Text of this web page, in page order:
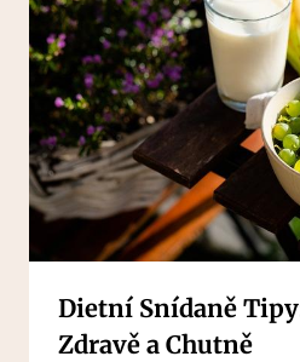
Dietní Snídaně
Zdravě a Chutně